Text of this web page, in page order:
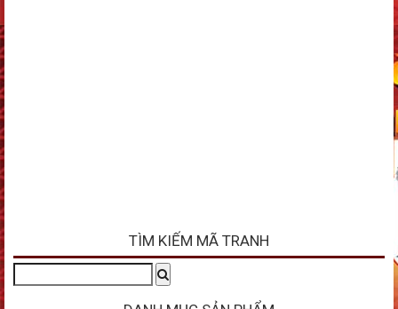
TÌM KIẾM MÃ TRANH